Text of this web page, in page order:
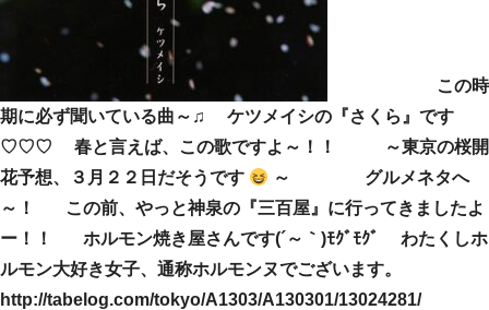
この時
期に必ず聞いている曲～♫ ケツメイシの『さくら』です
♡♡♡ 春と言えば、この歌ですよ～！！ ～東京の桜開
花予想、３月２２日だそうです
～ グルメネタへ
～！ この前、やっと神泉の『三百屋』に行ってきましたよ
ー！！ ホルモン焼き屋さんです(´～｀)ﾓｸﾞﾓｸﾞ わたくしホ
ルモン大好き女子、通称ホルモンヌでございます。
http://tabelog.com/tokyo/A1303/A130301/13024281/